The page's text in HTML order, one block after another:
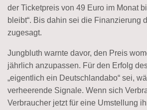
der Ticketpreis von 49 Euro im Monat
bleibt“. Bis dahin sei die Finanzierung
zugesagt.
Jungbluth warnte davor, den Preis
jährlich anzupassen. Für den Erfolg
„eigentlich ein Deutschlandabo“ sei,
verheerende Signale. Wenn sich
Verbraucher jetzt für eine Umstellung